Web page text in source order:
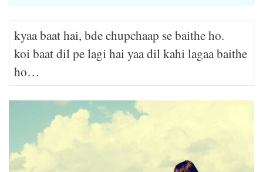
kyaa baat hai, bde chupchaap se baithe ho.
koi baat dil pe lagi hai yaa dil kahi lagaa baithe
ho…